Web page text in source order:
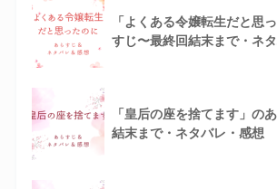
「よくある令嬢転生だと思
すじ〜最終回結末まで・ネ
「皇后の座を捨てます」の
結末まで・ネタバレ・感想